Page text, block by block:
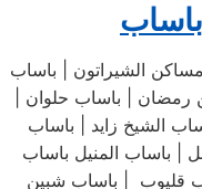
الشيراتون | باساب
رمضان | باساب حلوان |
الشيخ زايد | باساب
| باساب المنيل باساب
قليوب | باساب شبين